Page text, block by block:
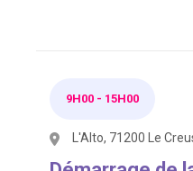
9H00 - 15H00
L'Alto, 71200 Le